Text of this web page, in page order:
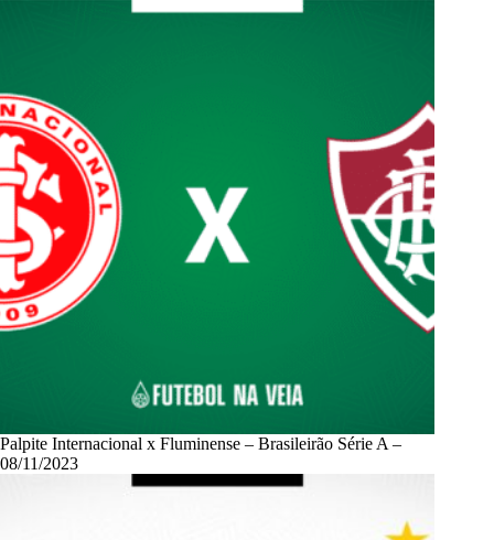
Palpite Internacional x Fluminense – Brasileirão Série A –
08/11/2023